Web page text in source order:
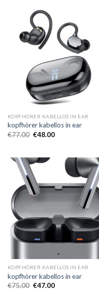
KOPFHÖRER KABELLOS IN EAR
kopfhörer kabellos in ear
€77.00 €48.00
KOPFHÖRER KABELLOS IN EAR
kopfhörer kabellos in ear
€75.00 €47.00